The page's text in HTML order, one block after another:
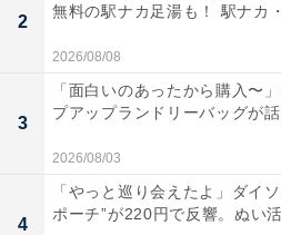
2
無料の駅ナカ足湯も！ 駅ナカ
2026/08/08
3
「面白いのあったから購入〜
プアップランドリーバッグが話
2026/08/03
4
「やっと巡り会えたよ」ダイ
ポーチ”が220円で反響。ぬい